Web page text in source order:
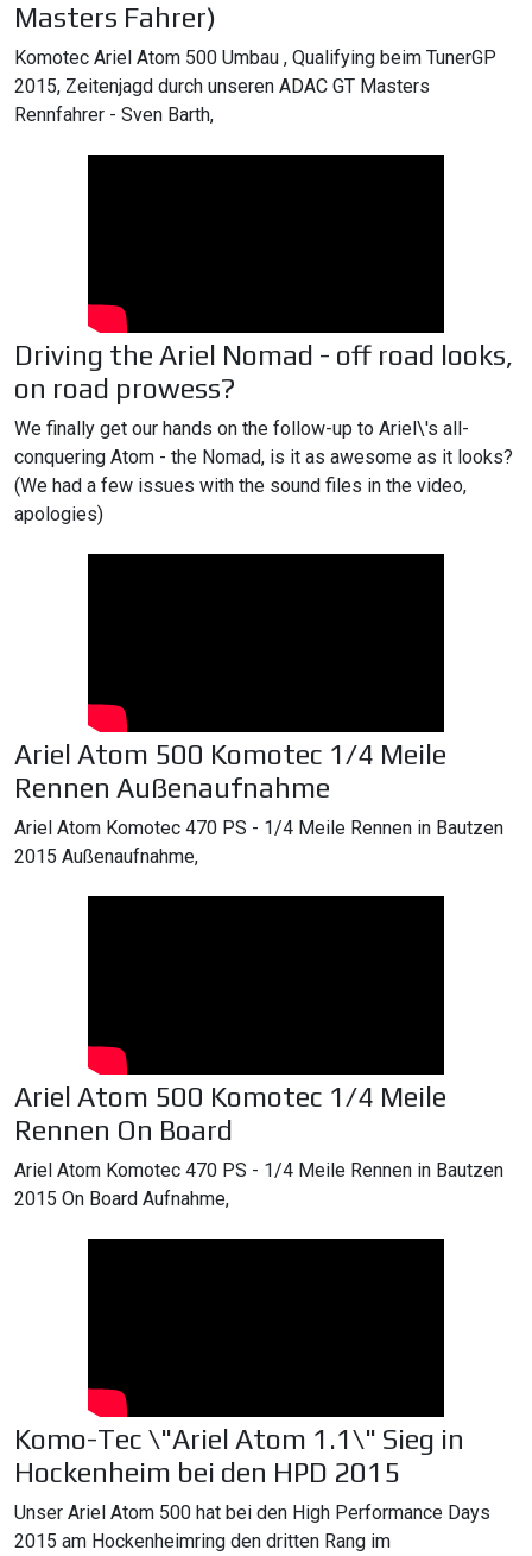
Masters Fahrer)
Komotec Ariel Atom 500 Umbau , Qualifying beim TunerGP
2015, Zeitenjagd durch unseren ADAC GT Masters
Rennfahrer - Sven Barth,
Driving the Ariel Nomad - off road looks,
on road prowess?
We finally get our hands on the follow-up to Ariel\'s all-
conquering Atom - the Nomad, is it as awesome as it looks?
(We had a few issues with the sound files in the video,
apologies)
Ariel Atom 500 Komotec 1/4 Meile
Rennen Außenaufnahme
Ariel Atom Komotec 470 PS - 1/4 Meile Rennen in Bautzen
2015 Außenaufnahme,
Ariel Atom 500 Komotec 1/4 Meile
Rennen On Board
Ariel Atom Komotec 470 PS - 1/4 Meile Rennen in Bautzen
2015 On Board Aufnahme,
Komo-Tec \"Ariel Atom 1.1\" Sieg in
Hockenheim bei den HPD 2015
Unser Ariel Atom 500 hat bei den High Performance Days
2015 am Hockenheimring den dritten Rang im